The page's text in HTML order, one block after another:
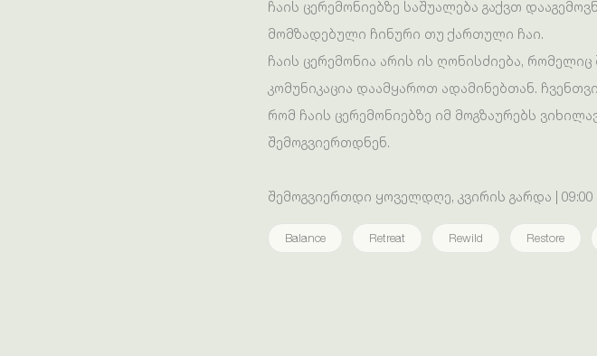
ჩაის ცერემონიებზე საშუალება გაქვთ
მომზადებული ჩინური თუ ქართული ჩაი.
ჩაის ცერემონია არის ის ღონისძიება,
კომუნიკაცია დაამყაროთ ადამინებთან.
რომ ჩაის ცერემონიებზე იმ მოგზაურებს
შემოგვიერთდნენ.
შემოგვიერთდი ყოველდღე, კვირის გარდა | 09:00
Balance Retreat Rewild Restore